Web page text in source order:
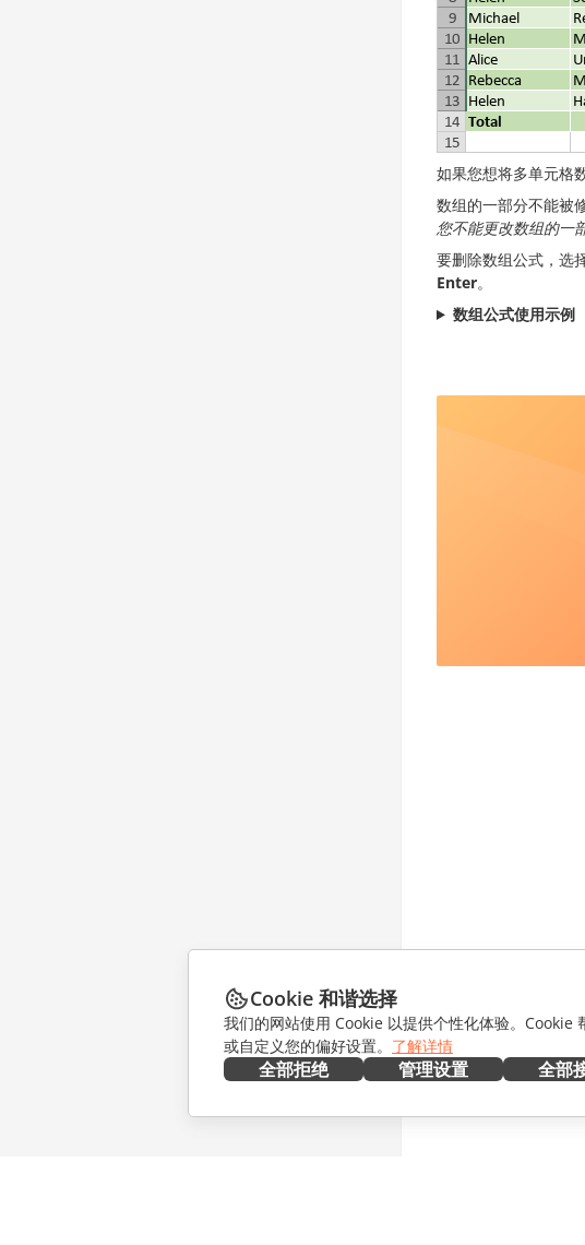
如果您想将多单元格
数组的一部分不能被
您不能更改数组的一
要删除数组公式，选
Enter。
数组公式使用示例
Cookie 和谐选择
我们的网站使用 Cookie 以提供个性化体验。Cookie
或自定义您的偏好设置。 了解详情
全部拒绝 管理设置 全部